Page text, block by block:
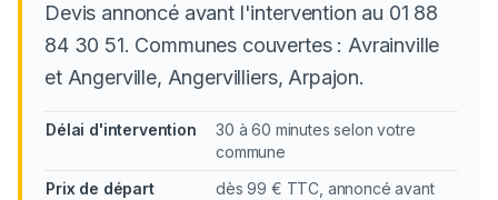
Devis annoncé avant l'intervention au 01 88
84 30 51. Communes couvertes : Avrainville
et Angerville, Angervilliers, Arpajon.
Délai d'intervention
30 à 60 minutes selon votre
commune
Prix de départ
dès 99 € TTC, annoncé avant